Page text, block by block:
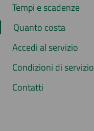
Tempi e scadenze
Quanto costa
Accedi al servizio
Condizioni di servizio
Contatti